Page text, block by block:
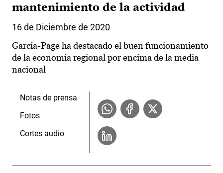
mantenimiento de la actividad
16 de Diciembre de 2020
García-Page ha destacado el buen funcionamiento
de la economía regional por encima de la media
nacional
Notas de prensa
Fotos
Cortes audio